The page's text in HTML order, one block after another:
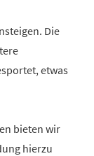
Die
etwas
bieten wir
hierzu